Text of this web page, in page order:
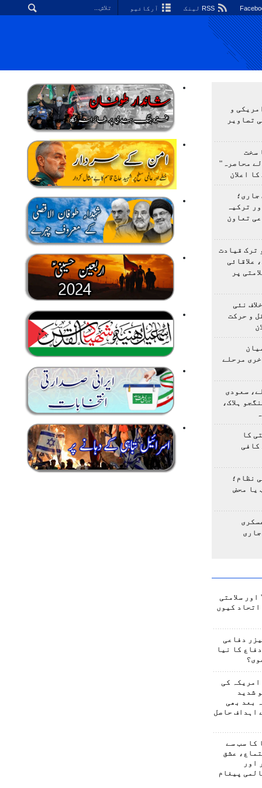
آرکائیو
و
تصاویر
سخت
محاصرہ"
اعلان
جاری؛
ترکیہ
تعاون
ترک قیادت
علاقائی
پر
نئی
و حرکت
مرحلے
سعودی
ہلاک،
کا
کافی
نظام؛
یا محض
سلامتی
اتحاد کیوں
دفاعی
کا نیا
امریکہ کی
شدید
بعد بھی
اہداف حاصل
کا سب سے
عشق
اور
پیغام